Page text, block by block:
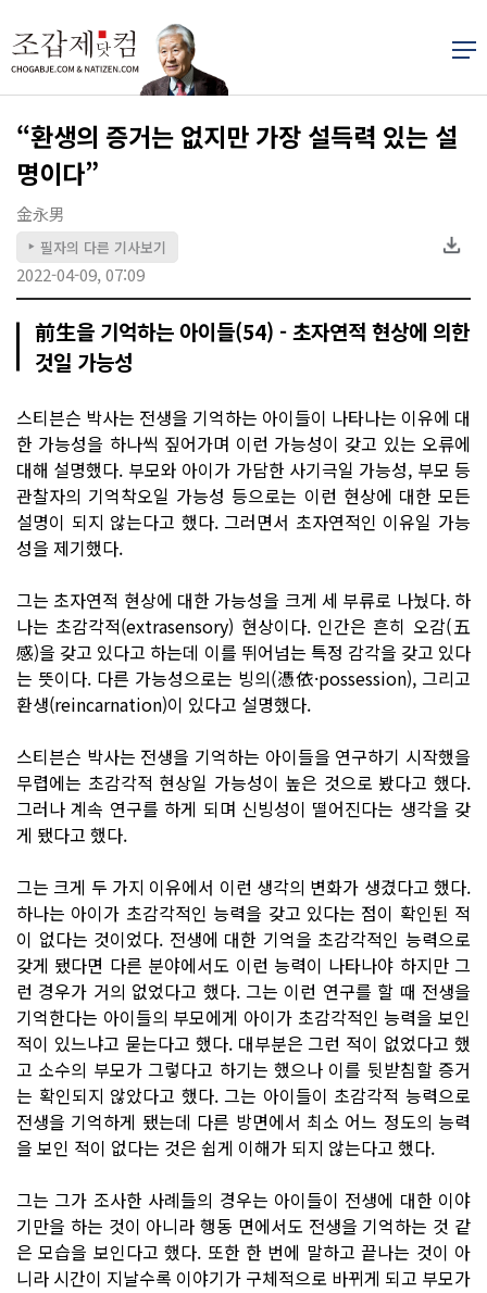
“환생의 증거는 없지만 가장 설득력 있는 설
명이다”
金永男
▶ 필자의 다른 기사보기
2022-04-09, 07:09
前生을 기억하는 아이들(54) - 초자연적 현상에 의한
것일 가능성
스티븐슨 박사는 전생을 기억하는 아이들이 나타나는 이유에 대
한 가능성을 하나씩 짚어가며 이런 가능성이 갖고 있는 오류에
대해 설명했다. 부모와 아이가 가담한 사기극일 가능성, 부모 등
관찰자의 기억착오일 가능성 등으로는 이런 현상에 대한 모든
설명이 되지 않는다고 했다. 그러면서 초자연적인 이유일 가능
성을 제기했다.
그는 초자연적 현상에 대한 가능성을 크게 세 부류로 나눴다. 하
나는 초감각적(extrasensory) 현상이다. 인간은 흔히 오감(五
感)을 갖고 있다고 하는데 이를 뛰어넘는 특정 감각을 갖고 있다
는 뜻이다. 다른 가능성으로는 빙의(憑依·possession), 그리고
환생(reincarnation)이 있다고 설명했다.
스티븐슨 박사는 전생을 기억하는 아이들을 연구하기 시작했을
무렵에는 초감각적 현상일 가능성이 높은 것으로 봤다고 했다.
그러나 계속 연구를 하게 되며 신빙성이 떨어진다는 생각을 갖
게 됐다고 했다.
그는 크게 두 가지 이유에서 이런 생각의 변화가 생겼다고 했다.
하나는 아이가 초감각적인 능력을 갖고 있다는 점이 확인된 적
이 없다는 것이었다. 전생에 대한 기억을 초감각적인 능력으로
갖게 됐다면 다른 분야에서도 이런 능력이 나타나야 하지만 그
런 경우가 거의 없었다고 했다. 그는 이런 연구를 할 때 전생을
기억한다는 아이들의 부모에게 아이가 초감각적인 능력을 보인
적이 있느냐고 묻는다고 했다. 대부분은 그런 적이 없었다고 했
고 소수의 부모가 그렇다고 하기는 했으나 이를 뒷받침할 증거
는 확인되지 않았다고 했다. 그는 아이들이 초감각적 능력으로
전생을 기억하게 됐는데 다른 방면에서 최소 어느 정도의 능력
을 보인 적이 없다는 것은 쉽게 이해가 되지 않는다고 했다.
그는 그가 조사한 사례들의 경우는 아이들이 전생에 대한 이야
기만을 하는 것이 아니라 행동 면에서도 전생을 기억하는 것 같
은 모습을 보인다고 했다. 또한 한 번에 말하고 끝나는 것이 아
니라 시간이 지날수록 이야기가 구체적으로 바뀌게 되고 부모가